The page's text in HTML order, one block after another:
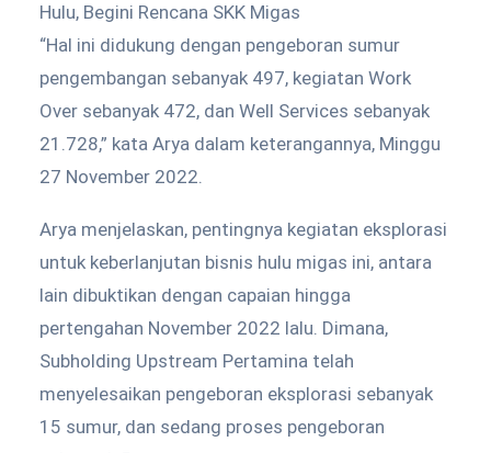
Hulu, Begini Rencana SKK Migas
“Hal ini didukung dengan pengeboran sumur
pengembangan sebanyak 497, kegiatan Work
Over sebanyak 472, dan Well Services sebanyak
21.728,” kata Arya dalam keterangannya, Minggu
27 November 2022.
Arya menjelaskan, pentingnya kegiatan eksplorasi
untuk keberlanjutan bisnis hulu migas ini, antara
lain dibuktikan dengan capaian hingga
pertengahan November 2022 lalu. Dimana,
Subholding Upstream Pertamina telah
menyelesaikan pengeboran eksplorasi sebanyak
15 sumur, dan sedang proses pengeboran